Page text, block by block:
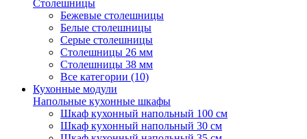
Столешницы
Бежевые столешницы
Белые столешницы
Серые столешницы
Столешницы 26 мм
Столешницы 38 мм
Все категории (10)
Кухонные модули
Напольные кухонные шкафы
Шкаф кухонный напольный 100 см
Шкаф кухонный напольный 30 см